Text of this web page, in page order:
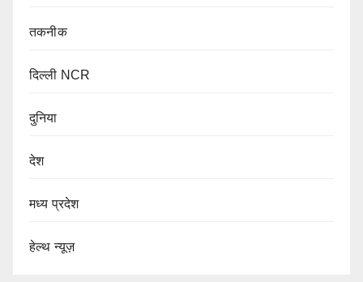
तकनीक
दिल्ली NCR
दुनिया
देश
मध्य प्रदेश
हेल्थ न्यूज़